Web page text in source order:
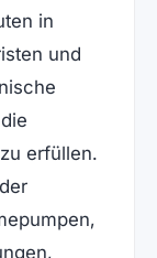
in
und
erfüllen.